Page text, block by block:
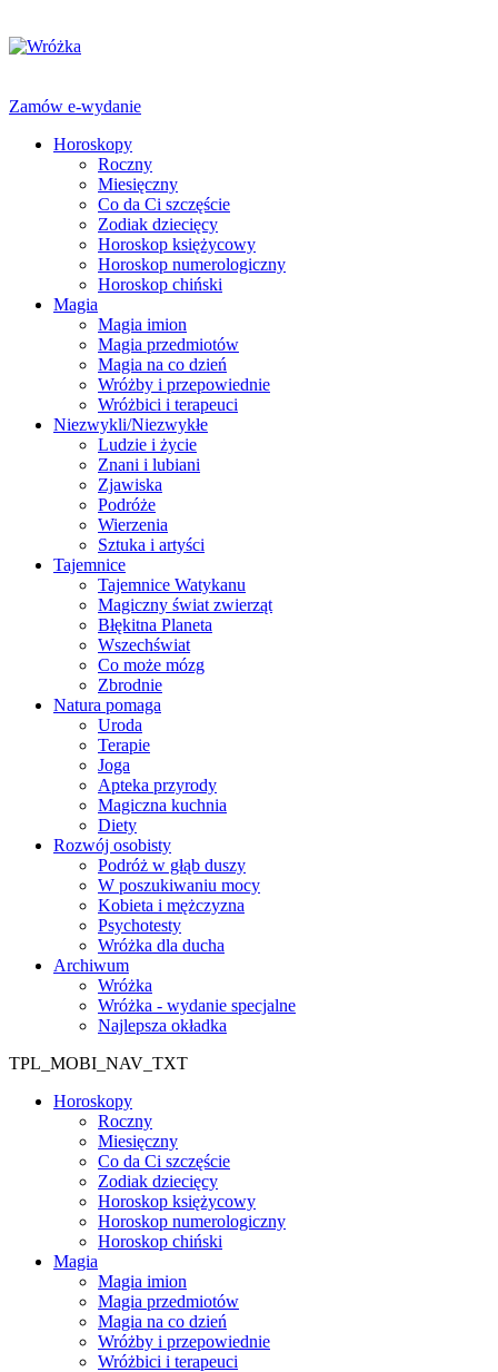
Zamów e-wydanie
Horoskopy
Roczny
Miesięczny
Co da Ci szczęście
Zodiak dziecięcy
Horoskop księżycowy
Horoskop numerologiczny
Horoskop chiński
Magia
Magia imion
Magia przedmiotów
Magia na co dzień
Wróżby i przepowiednie
Wróżbici i terapeuci
Niezwykli/Niezwykłe
Ludzie i życie
Znani i lubiani
Zjawiska
Podróże
Wierzenia
Sztuka i artyści
Tajemnice
Tajemnice Watykanu
Magiczny świat zwierząt
Błękitna Planeta
Wszechświat
Co może mózg
Zbrodnie
Natura pomaga
Uroda
Terapie
Joga
Apteka przyrody
Magiczna kuchnia
Diety
Rozwój osobisty
Podróż w głąb duszy
W poszukiwaniu mocy
Kobieta i mężczyzna
Psychotesty
Wróżka dla ducha
Archiwum
Wróżka
Wróżka - wydanie specjalne
Najlepsza okładka
TPL_MOBI_NAV_TXT
Horoskopy
Roczny
Miesięczny
Co da Ci szczęście
Zodiak dziecięcy
Horoskop księżycowy
Horoskop numerologiczny
Horoskop chiński
Magia
Magia imion
Magia przedmiotów
Magia na co dzień
Wróżby i przepowiednie
Wróżbici i terapeuci